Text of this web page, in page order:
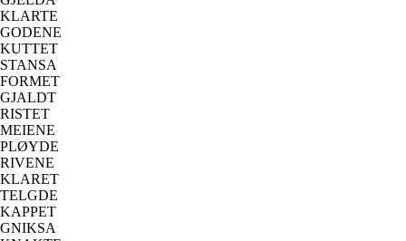
KLARTE
GODENE
KUTTET
STANSA
FORMET
GJALDT
RISTET
MEIENE
PLØYDE
RIVENE
KLARET
TELGDE
KAPPET
GNIKSA